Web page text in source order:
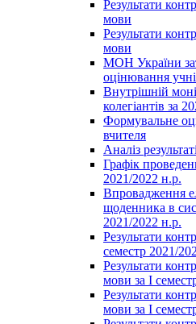
Результати
мови
Результати
мови
МОН України
оцінювання
Внутрішній
колегіантів за
Формувальне
вчителя
Аналіз
Графік
2021/2022 н.р.
Впровадження
щоденника в
2021/2022 н.р.
Результати
семестр 2021/
Результати
мови за І
Результати
мови за І